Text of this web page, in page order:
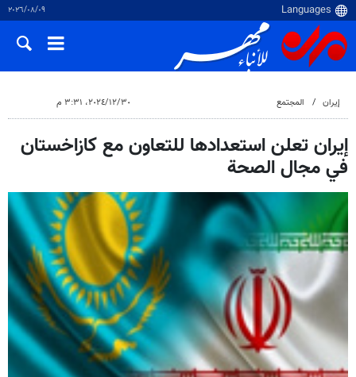
٠٩‏/٠٨‏/٢٠٢٦
إيران المجتمع ٣٠‏/١٢‏/٢٠٢٤، ٣:٣١ م
إيران تعلن استعدادها للتعاون مع كازاخستان
في مجال الصحة